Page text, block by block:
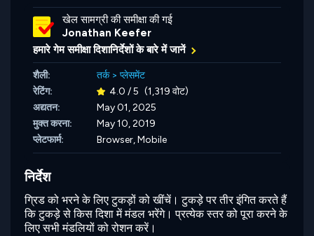
खेल सामग्री की समीक्षा की गई
Jonathan Keefer
हमारे गेम समीक्षा दिशानिर्देशों के बारे में जानें
शैली: तर्क> प्लेसमेंट
रेटिंग:
4.0 / 5 (1,319 वोट)
अद्यतन:
May 01, 2025
मुक्त करना:
May 10, 2019
प्लेटफार्म:
Browser, Mobile
निर्देश
ग्रिड को भरने के लिए टुकड़ों को खींचें। टुकड़े पर तीर इंगित करते हैं
कि टुकड़े से किस दिशा में मंडल भरेंगे। प्रत्येक स्तर को पूरा करने के
लिए सभी मंडलियों को रोशन करें।